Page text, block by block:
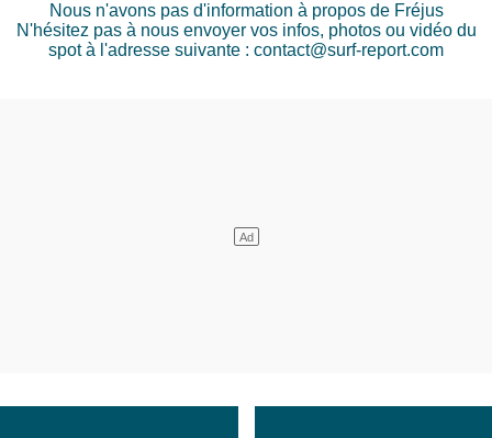
Nous n'avons pas d'information à propos de Fréjus
N'hésitez pas à nous envoyer vos infos, photos ou vidéo du
spot à l'adresse suivante : contact@surf-report.com